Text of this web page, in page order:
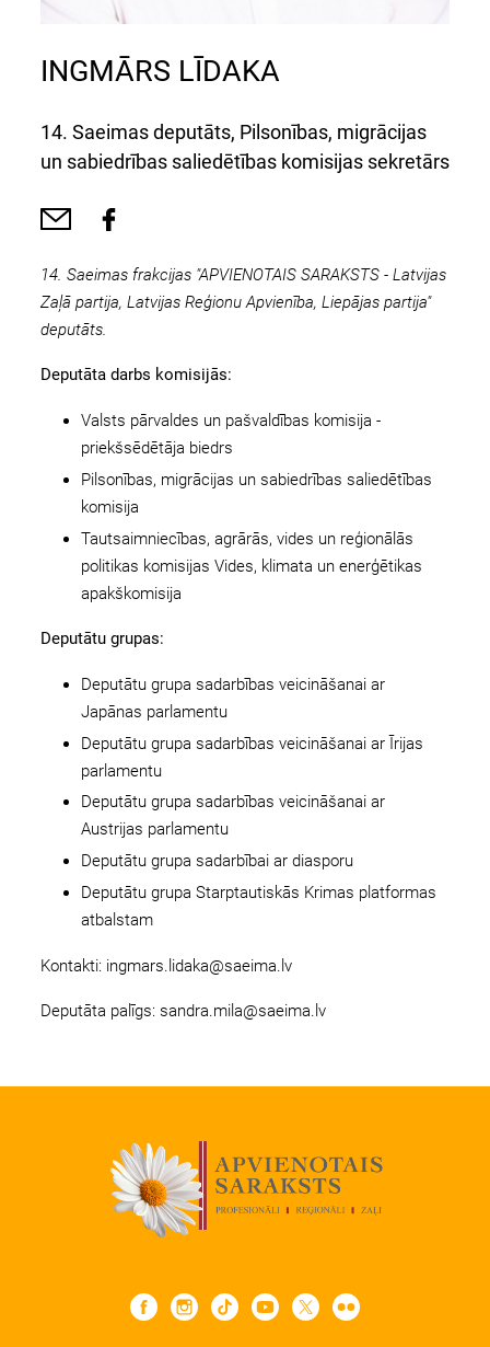
INGMĀRS LĪDAKA
14. Saeimas deputāts, Pilsonības, migrācijas
un sabiedrības saliedētības komisijas sekretārs
14. Saeimas frakcijas "APVIENOTAIS SARAKSTS - Latvijas
Zaļā partija, Latvijas Reģionu Apvienība, Liepājas partija"
deputāts.
Deputāta darbs komisijās:
Valsts pārvaldes un pašvaldības komisija -
priekšsēdētāja biedrs
Pilsonības, migrācijas un sabiedrības saliedētības
komisija
Tautsaimniecības, agrārās, vides un reģionālās
politikas komisijas Vides, klimata un enerģētikas
apakškomisija
Deputātu grupas:
Deputātu grupa sadarbības veicināšanai ar
Japānas parlamentu
Deputātu grupa sadarbības veicināšanai ar Īrijas
parlamentu
Deputātu grupa sadarbības veicināšanai ar
Austrijas parlamentu
Deputātu grupa sadarbībai ar diasporu
Deputātu grupa Starptautiskās Krimas platformas
atbalstam
Kontakti: ingmars.lidaka@saeima.lv
Deputāta palīgs: sandra.mila@saeima.lv